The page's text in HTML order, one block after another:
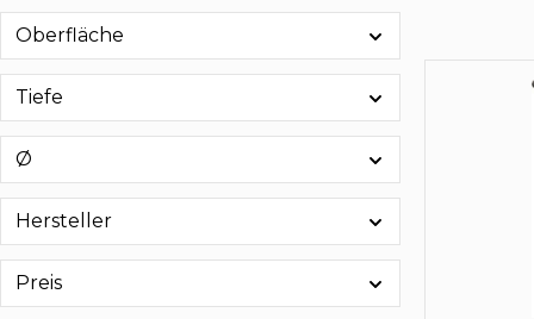
Oberfläche
Tiefe
Ø
Hersteller
Preis